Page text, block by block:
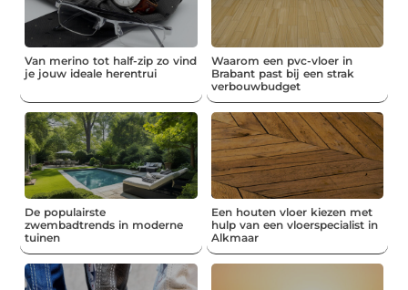
Van merino tot half-zip zo vind
je jouw ideale herentrui
Waarom een pvc-vloer in
Brabant past bij een strak
verbouwbudget
De populairste
zwembadtrends in moderne
tuinen
Een houten vloer kiezen met
hulp van een vloerspecialist in
Alkmaar